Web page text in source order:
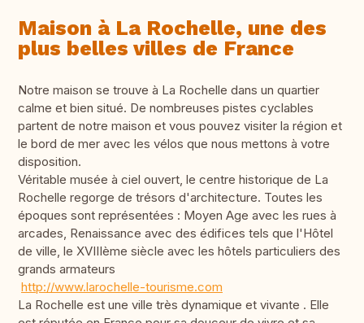
Maison à La Rochelle, une des
plus belles villes de France
Notre maison se trouve à La Rochelle dans un quartier
calme et bien situé. De nombreuses pistes cyclables
partent de notre maison et vous pouvez visiter la région et
le bord de mer avec les vélos que nous mettons à votre
disposition.
Véritable musée à ciel ouvert, le centre historique de La
Rochelle regorge de trésors d'architecture. Toutes les
époques sont représentées : Moyen Age avec les rues à
arcades, Renaissance avec des édifices tels que l'Hôtel
de ville, le XVIIIème siècle avec les hôtels particuliers des
grands armateurs
http://www.larochelle-tourisme.com
La Rochelle est une ville très dynamique et vivante . Elle